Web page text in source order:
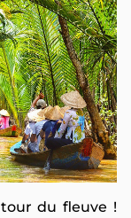
du fleuve !